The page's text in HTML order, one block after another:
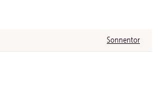
Sonnentor